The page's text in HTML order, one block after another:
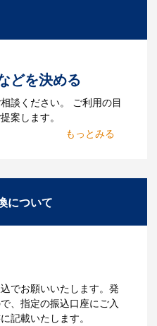
aiファイ
載され
ノベル
ご相談く
どを決める
談ください。 ご利用の目
案します。
。
必要なデ
ージをデ
について
でお願いいたします。発
、指定の振込口座にご入
記載いたします。